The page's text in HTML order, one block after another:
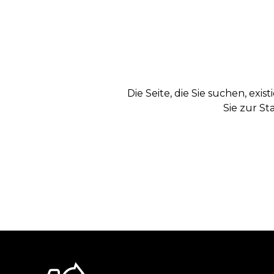
Die Seite, die Sie suchen,
Sie zur